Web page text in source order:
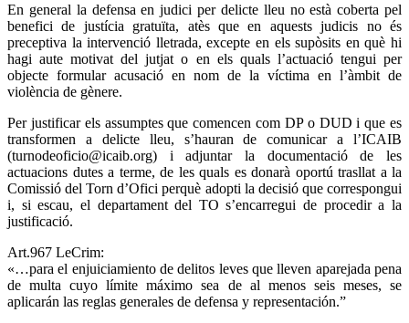
En general la defensa en judici per delicte lleu no està coberta pel
benefici de justícia gratuïta, atès que en aquests judicis no és
preceptiva la intervenció lletrada, excepte en els supòsits en què hi
hagi aute motivat del jutjat o en els quals l’actuació tengui per
objecte formular acusació en nom de la víctima en l’àmbit de
violència de gènere.
Per justificar els assumptes que comencen com DP o DUD i que es
transformen a delicte lleu, s’hauran de comunicar a l’ICAIB
(turnodeoficio@icaib.org) i adjuntar la documentació de les
actuacions dutes a terme, de les quals es donarà oportú trasllat a la
Comissió del Torn d’Ofici perquè adopti la decisió que correspongui
i, si escau, el departament del TO s’encarregui de procedir a la
justificació.
Art.967 LeCrim:
«…para el enjuiciamiento de delitos leves que lleven aparejada pena
de multa cuyo límite máximo sea de al menos seis meses, se
aplicarán las reglas generales de defensa y representación.”